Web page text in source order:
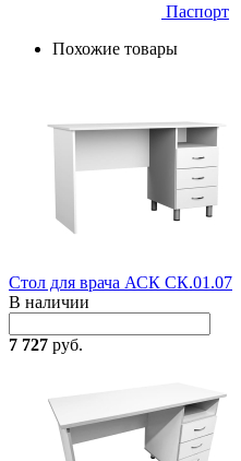
Паспорт
Похожие товары
Стол для врача АСК СК.01.07
В наличии
7 727 руб.